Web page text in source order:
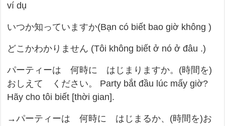
ví dụ
いつか知っていますか(Bạn có biết bao giờ không )
どこかわかりません (Tôi không biết ở nó ở đâu .)
パーティーは 何時に はじまりますか。(時間を)
おしえて ください。 Party bắt đầu lúc mấy giờ?
Hãy cho tôi biết [thời gian].
→パーティーは 何時に はじまるか、(時間を)お